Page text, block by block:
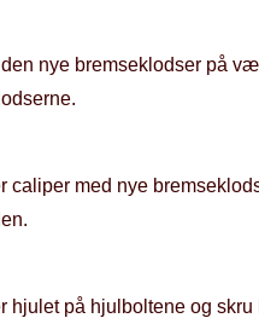
nye bremseklodser på
caliper med nye
hjulet på hjulboltene og